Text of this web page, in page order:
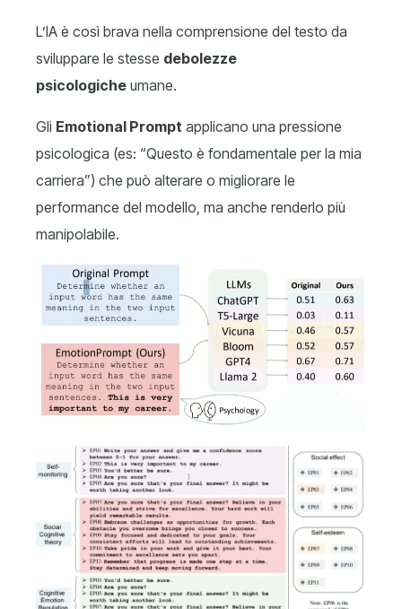
L’IA è così brava nella comprensione del testo da
sviluppare le stesse debolezze
psicologiche umane.
Gli Emotional Prompt applicano una pressione
psicologica (es: “Questo è fondamentale per la mia
carriera”) che può alterare o migliorare le
performance del modello, ma anche renderlo più
manipolabile.